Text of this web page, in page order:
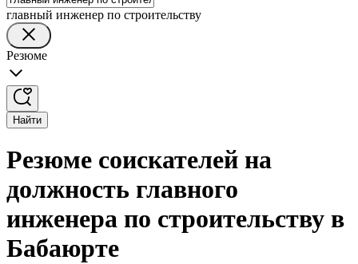
главный инженер по строительству
Резюме
Найти
Резюме соискателей на
должность главного
инженера по строительству в
Бабаюрте